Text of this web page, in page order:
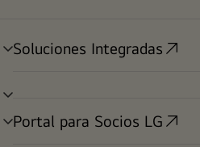
Soluciones Integradas
alternar
alternar
Portal para Socios LG
alternar